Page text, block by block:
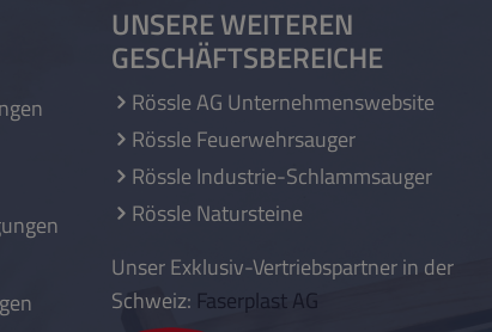
UNSERE WEITEREN
GESCHÄFTSBEREICHE
Rössle AG Unternehmenswebsite
Rössle Feuerwehrsauger
Rössle Industrie-Schlammsauger
Rössle Natursteine
Unser Exklusiv-Vertriebspartner in der
Schweiz: Faserplast AG